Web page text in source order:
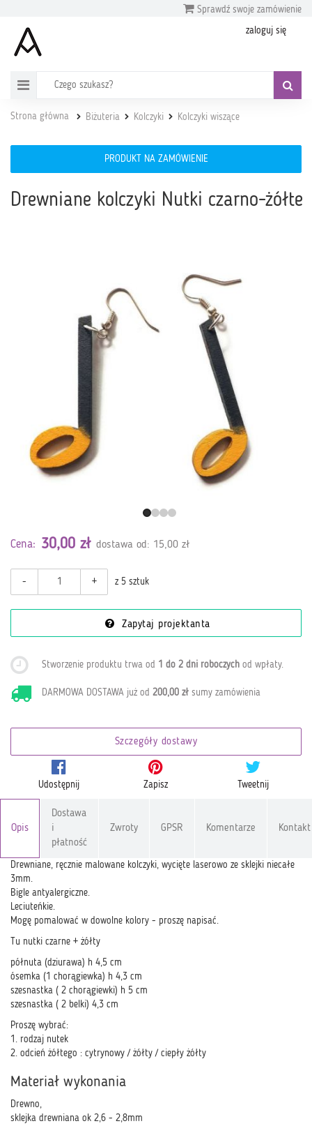
Sprawdź swoje zamówienie
zaloguj się
Strona główna Biżuteria Kolczyki Kolczyki wiszące
PRODUKT NA ZAMÓWIENIE
Drewniane kolczyki Nutki czarno-żółte
Cena: 30,00 zł dostawa od: 15,00 zł
- + z 5 sztuk
Zapytaj projektanta
Stworzenie produktu trwa od 1 do 2 dni roboczych od wpłaty.
DARMOWA DOSTAWA już od200,00 zł sumy zamówienia
Szczegóły dostawy
Udostępnij Zapisz Tweetnij
Opis
Dostawa
i
płatność
Zwroty GPSR Komentarze Kontakt
Drewniane, ręcznie malowane kolczyki, wycięte laserowo ze sklejki niecałe
3mm.
Bigle antyalergiczne.
Leciuteńkie.
Mogę pomalować w dowolne kolory - proszę napisać.
Tu nutki czarne + żółty
półnuta (dziurawa) h 4,5 cm
ósemka (1 chorągiewka) h 4,3 cm
szesnastka ( 2 chorągiewki) h 5 cm
szesnastka ( 2 belki) 4,3 cm
Proszę wybrać:
1. rodzaj nutek
2. odcień żółtego : cytrynowy / żółty / ciepły żółty
Materiał wykonania
Drewno,
sklejka drewniana ok 2,6 - 2,8mm